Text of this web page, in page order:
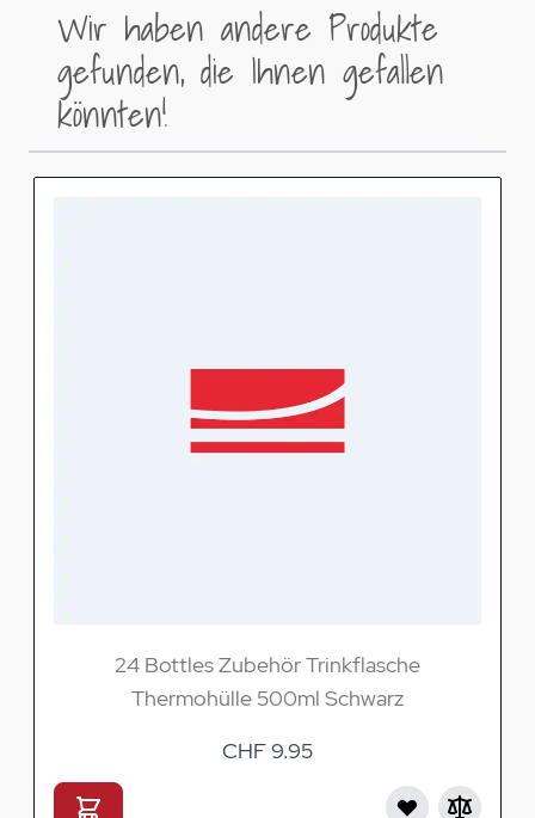
Wir haben andere Produkte
gefunden, die Ihnen gefallen
könnten!
24 Bottles Zubehör Trinkflasche
Thermohülle 500ml Schwarz
CHF 9.95